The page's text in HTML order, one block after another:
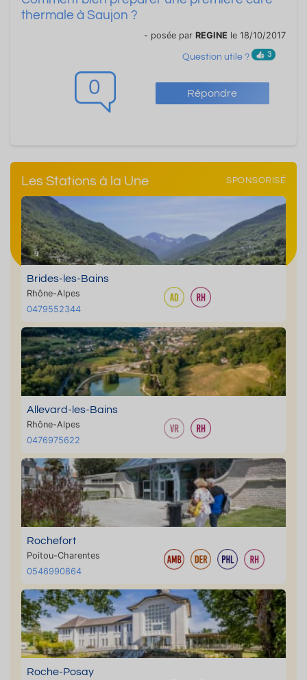
0 Répondre
thermale à Saujon ?
- posée par REGINE le 18/10/2017
Question utile ? 3
Les Stations à la Une SPONSORISÉ
Brides-les-Bains
Rhône-Alpes
0479552344
Allevard-les-Bains
Rhône-Alpes
0476975622
Rochefort
Poitou-Charentes
0546990864
Roche-Posay